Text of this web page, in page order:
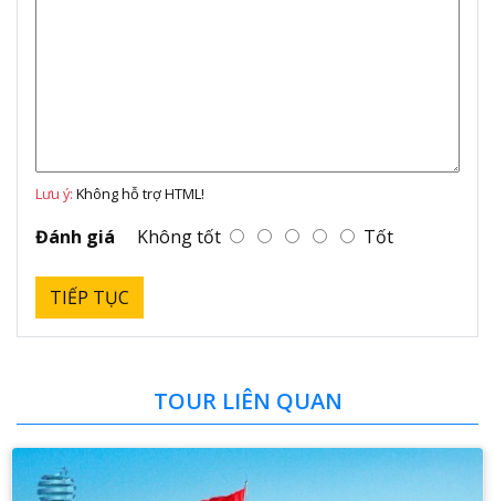
Lưu ý: Không hỗ trợ HTML!
Đánh giá Không tốt Tốt
TIẾP TỤC
TOUR LIÊN QUAN